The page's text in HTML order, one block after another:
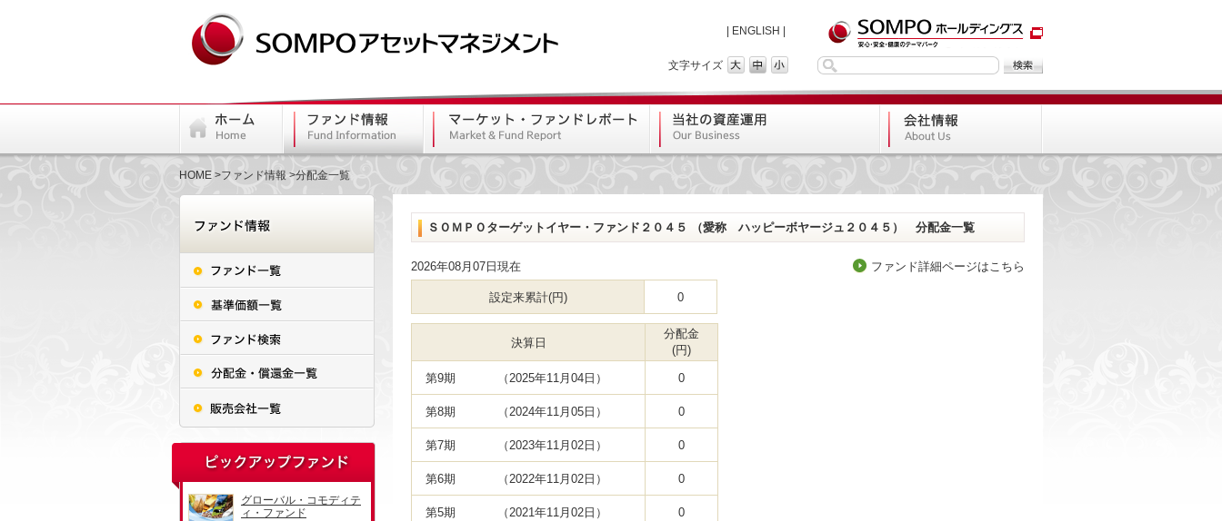
ENGLISH
文字サイズ
HOME ファンド情報 分配金一覧
ＳＯＭＰＯターゲットイヤー・ファンド２０４５ （愛称 ハッピーボヤージュ２０４５） 分配金一覧
2026年08月07日現在 ファンド詳細ページはこちら
設定来累計(円) 0
決算日
分配金
(円)
第9期 （2025年11月04日） 0
第8期 （2024年11月05日） 0
第7期 （2023年11月02日） 0
第6期 （2022年11月02日） 0
第5期 （2021年11月02日） 0